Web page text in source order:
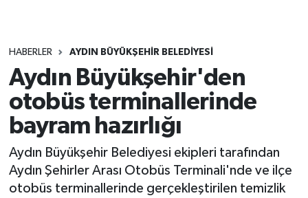
HABERLER AYDIN BÜYÜKŞEHİR BELEDİYESİ
Aydın Büyükşehir'den
otobüs terminallerinde
bayram hazırlığı
Aydın Büyükşehir Belediyesi ekipleri tarafından
Aydın Şehirler Arası Otobüs Terminali'nde ve ilçe
otobüs terminallerinde gerçekleştirilen temizlik
Tüm Manşetler
Son Dakika Haberleri
Haber Arşivi